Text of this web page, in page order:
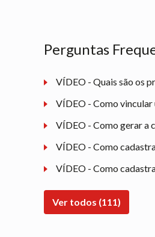
Perguntas
VÍDEO - Quais são os
VÍDEO - Como
VÍDEO - Como gerar a
VÍDEO - Como
VÍDEO - Como
Ver todos (111)